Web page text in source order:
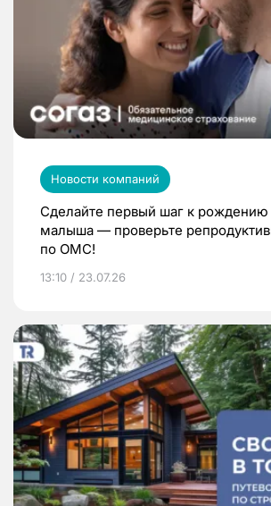
Новости компаний
Сделайте первый шаг к рождению
малыша — проверьте
по ОМС!
13:10 / 23.07.26